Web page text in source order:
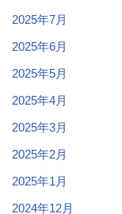
2025年7月
2025年6月
2025年5月
2025年4月
2025年3月
2025年2月
2025年1月
2024年12月